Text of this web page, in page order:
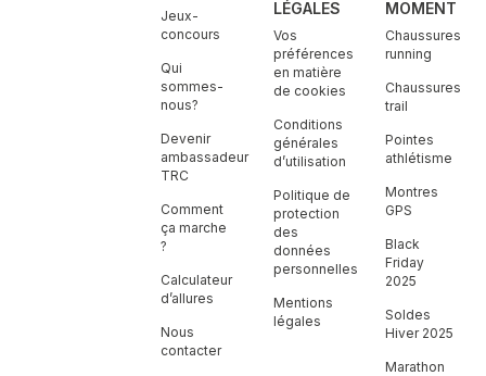
Jeux-
concours
Qui
sommes-
nous?
Devenir
ambassadeur
TRC
Comment
ça marche
?
Calculateur
d’allures
Nous
contacter
LÉGALES
Vos
préférences
en matière
de cookies
Conditions
générales
d’utilisation
Politique de
protection
des
données
personnelles
Mentions
légales
MOMENT
Chaussures
running
Chaussures
trail
Pointes
athlétisme
Montres
GPS
Black
Friday
2025
Soldes
Hiver 2025
Marathon